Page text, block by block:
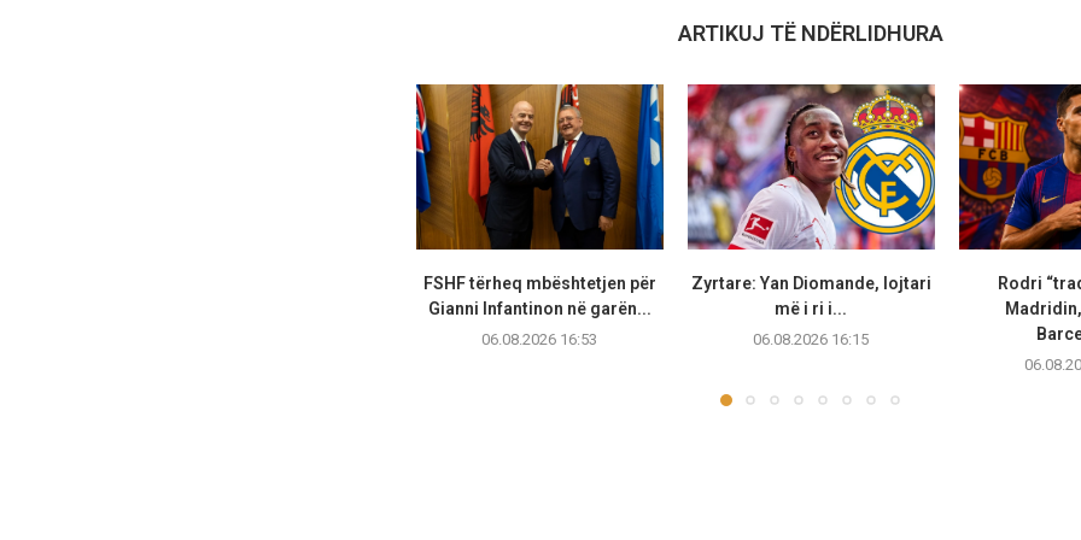
ARTIKUJ TË NDËRLIDHURA
FSHF tërheq mbështetjen për
Gianni Infantinon në garën...
06.08.2026 16:53
Zyrtare: Yan Diomande, lojtari
më i ri i...
06.08.2026 16:15
Rodri